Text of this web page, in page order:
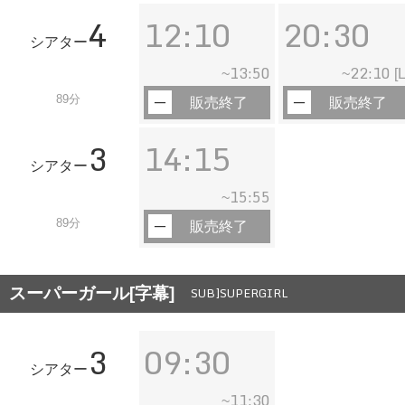
シアター4
89分
12:10
~13:50
販売終了
20:30
~22:10
販売終了
シアター 3
89分
14:15
~15:55
販売終了
スーパーガール[字幕] SUB]SUPERGIRL
シアター 3 09:30
~